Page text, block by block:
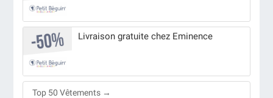
Livraison gratuite chez Eminence
Top 50 Vêtements →